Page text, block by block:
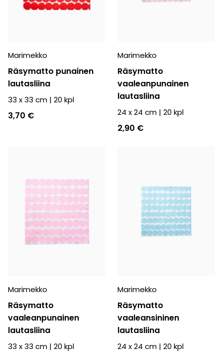
Marimekko
Räsymatto punainen
lautasliina
33 x 33 cm | 20 kpl
3,70 €
Marimekko
Räsymatto
vaaleanpunainen
lautasliina
24 x 24 cm | 20 kpl
2,90 €
Marimekko
Räsymatto
vaaleanpunainen
lautasliina
33 x 33 cm | 20 kpl
Marimekko
Räsymatto
vaaleansininen
lautasliina
24 x 24 cm | 20 kpl